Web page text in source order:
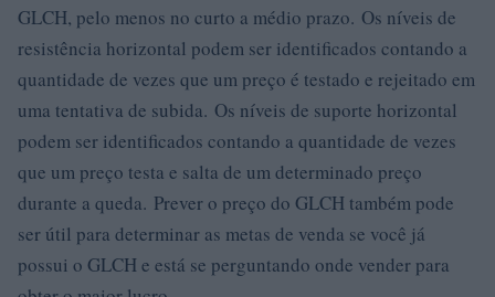
GLCH, pelo menos no curto a médio prazo. Os níveis de
resistência horizontal podem ser identificados contando a
quantidade de vezes que um preço é testado e rejeitado em
uma tentativa de subida. Os níveis de suporte horizontal
podem ser identificados contando a quantidade de vezes
que um preço testa e salta de um determinado preço
durante a queda. Prever o preço do GLCH também pode
ser útil para determinar as metas de venda se você já
possui o GLCH e está se perguntando onde vender para